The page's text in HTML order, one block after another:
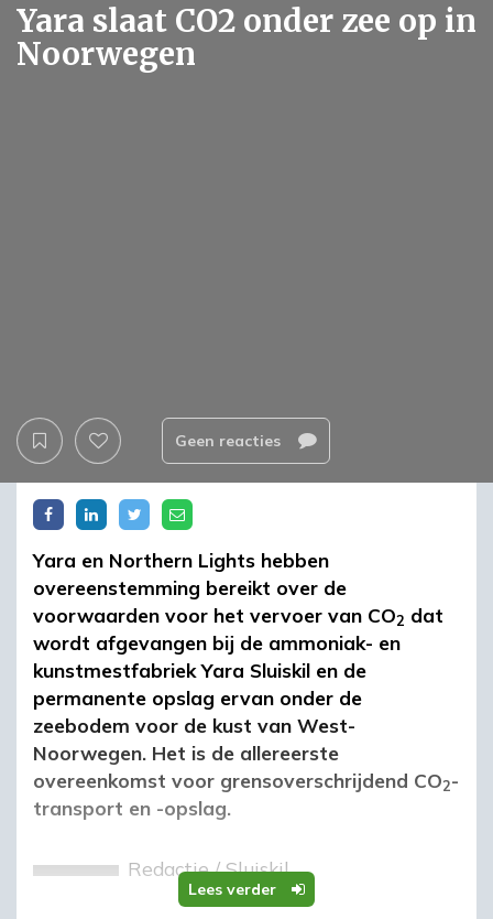
Yara slaat CO2 onder zee op in
Noorwegen
Geen reacties
Lees verder
Yara en Northern Lights hebben
overeenstemming bereikt over de
voorwaarden voor het vervoer van CO2 dat
wordt afgevangen bij de ammoniak- en
kunstmestfabriek Yara Sluiskil en de
permanente opslag ervan onder de
zeebodem voor de kust van West-
Noorwegen. Het is de allereerste
overeenkomst voor grensoverschrijdend CO2-
transport en -opslag.
Redactie/Sluiskil